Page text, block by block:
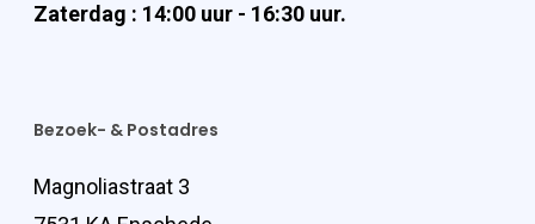
Zaterdag : 14:00 uur - 16:30 uur.
Bezoek- & Postadres
Magnoliastraat 3